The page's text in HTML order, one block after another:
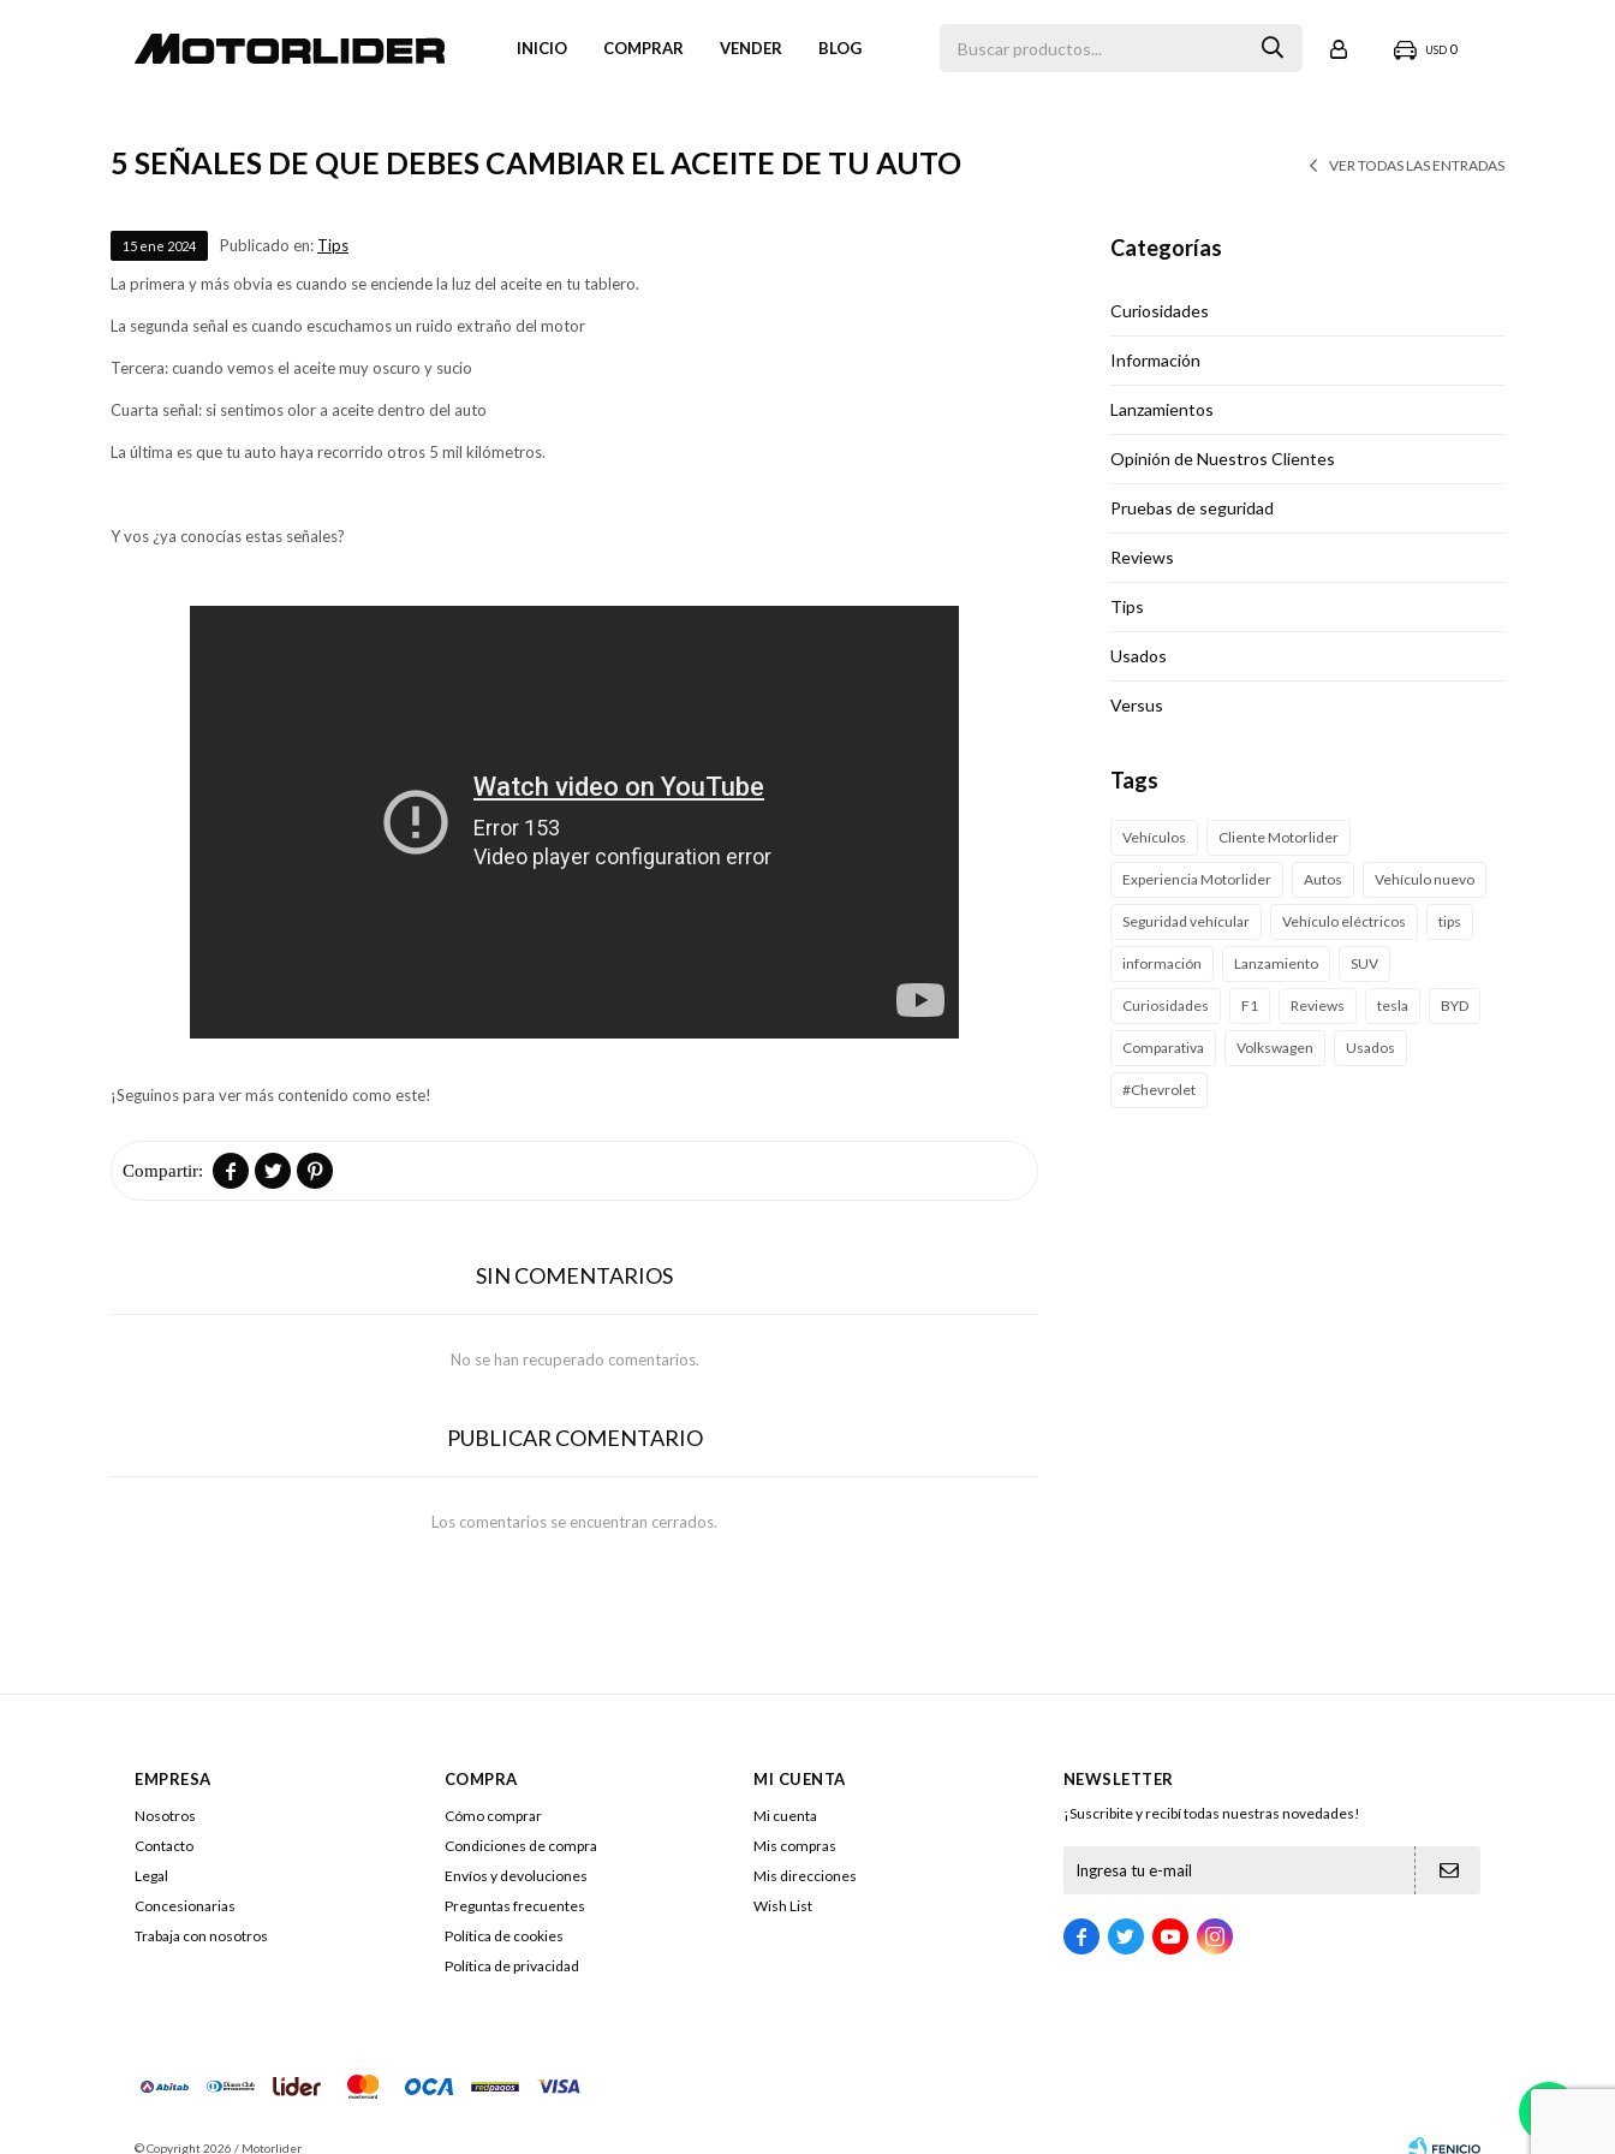
INICIO COMPRAR VENDER BLOG USD 0
5 SEÑALES DE QUE DEBES CAMBIAR EL ACEITE DE TU AUTO VER TODAS LAS ENTRADAS
15 ene 2024 Publicado en: Tips
La primera y más obvia es cuando se enciende la luz del aceite en tu tablero.
La segunda señal es cuando escuchamos un ruido extraño del motor
Tercera: cuando vemos el aceite muy oscuro y sucio
Cuarta señal: si sentimos olor a aceite dentro del auto
La última es que tu auto haya recorrido otros 5 mil kilómetros.
Y vos ¿ya conocías estas señales?
¡Seguinos para ver más contenido como este!
  
SIN COMENTARIOS
No se han recuperado comentarios.
PUBLICAR COMENTARIO
Los comentarios se encuentran cerrados.
Categorías
Curiosidades
Información
Lanzamientos
Opinión de Nuestros Clientes
Pruebas de seguridad
Reviews
Tips
Usados
Versus
Tags
Vehículos Cliente Motorlider
Experiencia Motorlider Autos Vehículo nuevo
Seguridad vehícular Vehículo eléctricos tips
información Lanzamiento SUV
Curiosidades F1 Reviews tesla BYD
Comparativa Volkswagen Usados
#Chevrolet
EMPRESA
Nosotros
Contacto
Legal
Concesionarias
Trabaja con nosotros
COMPRA
Cómo comprar
Condiciones de compra
Envíos y devoluciones
Preguntas frecuentes
Política de cookies
Política de privacidad
MI CUENTA
Mi cuenta
Mis compras
Mis direcciones
Wish List
NEWSLETTER
¡Suscribite y recibí todas nuestras novedades!
   
© Copyright 2026 / Motorlider